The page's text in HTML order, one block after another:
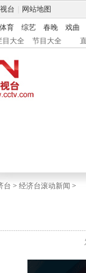
台 网站地图
体育 综艺 春晚
戏曲
目大全 节目大全
台 > 经济台滚动新闻 >